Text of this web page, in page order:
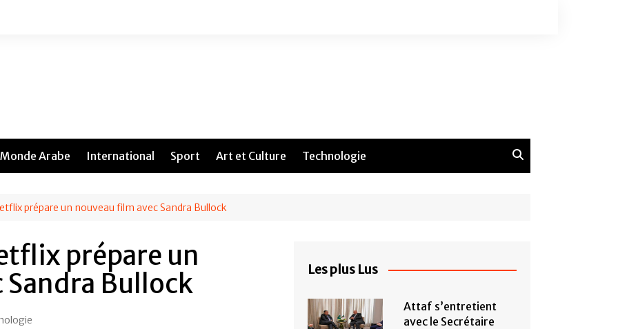
Monde Arabe International Sport Art et Culture Technologie
prépare un nouveau film avec Sandra Bullock
prépare un
Bullock
Les plus Lus
Attaf s’entretient
avec le Secrétaire